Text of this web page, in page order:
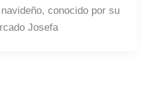
conocido por su
Josefa